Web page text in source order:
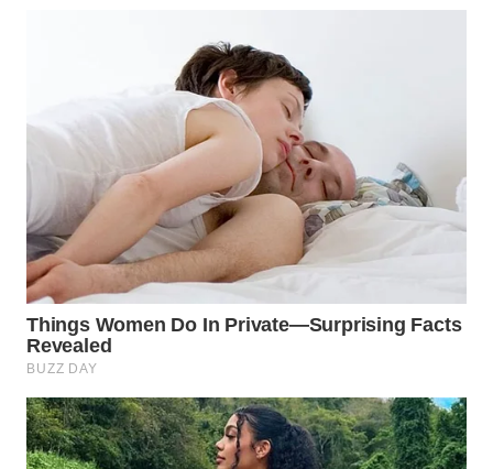
WN
WN
INDRAMAYU
WN
KUNINGAN
WN
MAJALENGKA
WN